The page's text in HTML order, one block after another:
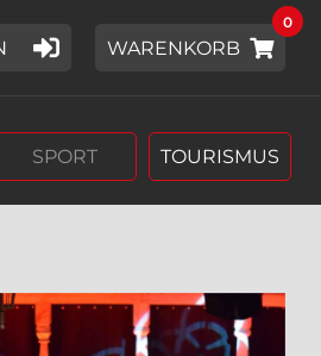
WARENKORB
0
SPORT TOURISMUS